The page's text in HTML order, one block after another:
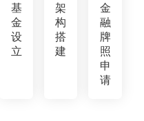
基
金
设
立
架
构
搭
建
金
融
牌
照
申
请